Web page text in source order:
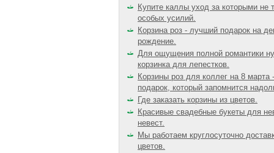
Купите каллы уход за которыми не
особых усилий.
Корзина роз - лучший подарок на
рождение.
Для ощущения полной романтики
корзинка для лепестков.
Корзины роз для коллег на 8 марта -
подарок, который запомнится
Где заказать корзины из цветов.
Красивые свадебные букеты для
невест.
Мы работаем круглосуточно
цветов.